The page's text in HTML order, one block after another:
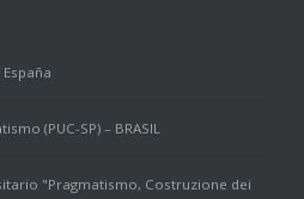
(PUC-SP) – BRASIL
"Pragmatismo, Costruzione dei